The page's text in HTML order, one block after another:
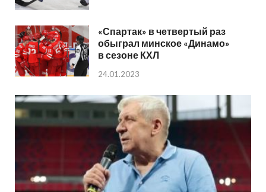
«Спартак» в четвертый раз
обыграл минское «Динамо»
в сезоне КХЛ
24.01.2023